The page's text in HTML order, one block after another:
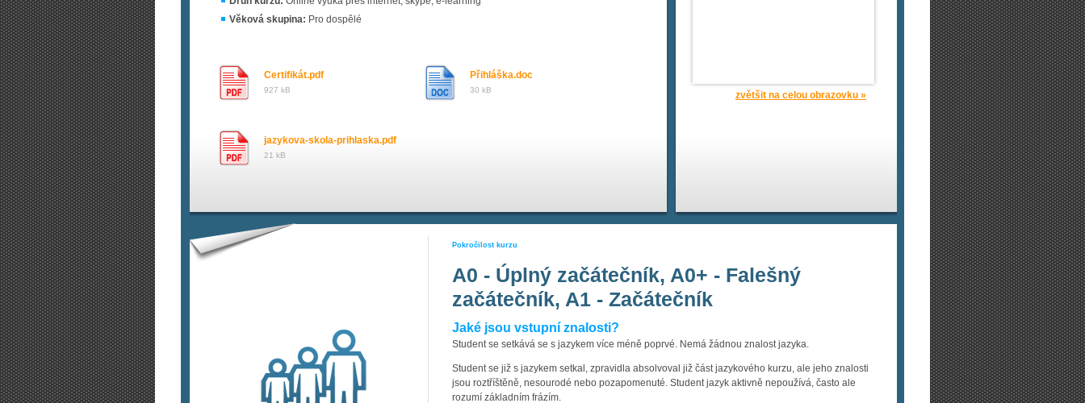
Věková skupina: Pro dospělé
Certifikát.pdf
927 kB
Přihláška.doc
30 kB
jazykova-skola-prihlaska.pdf
21 kB
zvětšit na celou obrazovku »
Pokročilost kurzu
A0 - Úplný začátečník, A0+ - Falešný
začátečník, A1 - Začátečník
Jaké jsou vstupní znalosti?
Student se setkává se s jazykem více méně poprvé. Nemá žádnou znalost jazyka.
Student se již s jazykem setkal, zpravidla absolvoval již část jazykového kurzu, ale jeho znalosti
jsou roztříštěně, nesourodé nebo pozapomenuté. Student jazyk aktivně nepoužívá, často ale
rozumí základním frázím.